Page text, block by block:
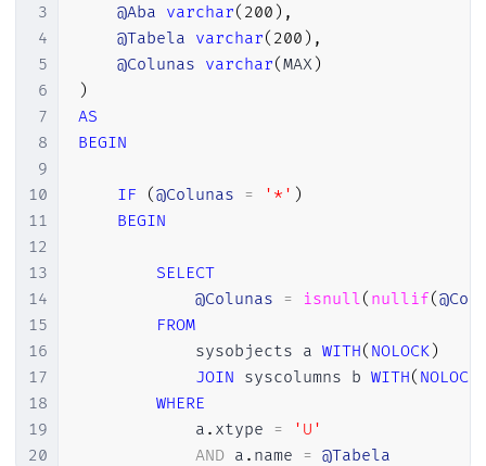
3
4
5
6
7
8
9
10
11
12
13
14
15
16
17
18
19
20
@Aba varchar( 200 ) ,
@Tabela varchar( 200 ) ,
@Colunas varchar(MAX)
)
AS
BEGIN
IF (@Colunas = '*' )
BEGIN
SELECT
@Colunas = isnull( nullif(
FROM
            sysobjects a
WITH( NOLOCK)
JOIN syscolumns b WITH( NOLOCK
WHERE
            a
. xtype =
'U'
AND a . name = @Tabela